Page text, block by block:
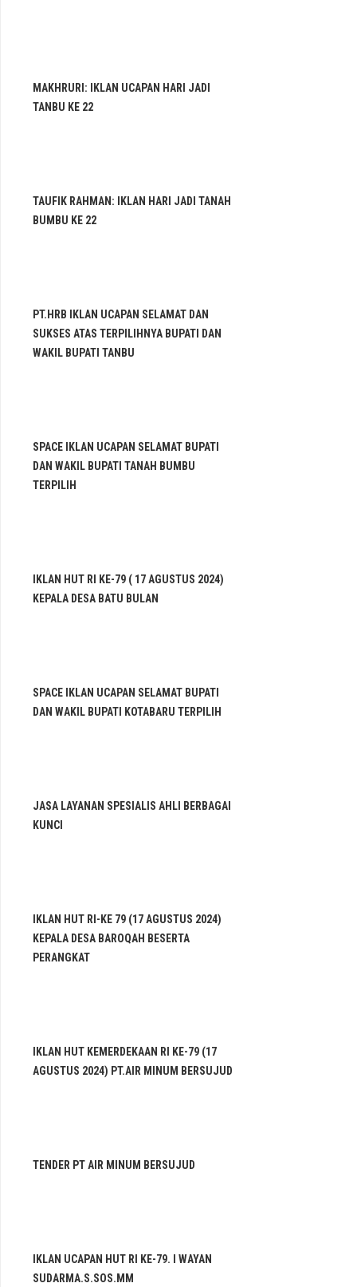
MAKHRURI: IKLAN UCAPAN HARI JADI
TANBU KE 22
TAUFIK RAHMAN: IKLAN HARI JADI TANAH
BUMBU KE 22
PT.HRB IKLAN UCAPAN SELAMAT DAN
SUKSES ATAS TERPILIHNYA BUPATI DAN
WAKIL BUPATI TANBU
SPACE IKLAN UCAPAN SELAMAT BUPATI
DAN WAKIL BUPATI TANAH BUMBU
TERPILIH
IKLAN HUT RI KE-79 ( 17 AGUSTUS 2024)
KEPALA DESA BATU BULAN
SPACE IKLAN UCAPAN SELAMAT BUPATI
DAN WAKIL BUPATI KOTABARU TERPILIH
JASA LAYANAN SPESIALIS AHLI BERBAGAI
KUNCI
IKLAN HUT RI-KE 79 (17 AGUSTUS 2024)
KEPALA DESA BAROQAH BESERTA
PERANGKAT
IKLAN HUT KEMERDEKAAN RI KE-79 (17
AGUSTUS 2024) PT.AIR MINUM BERSUJUD
TENDER PT AIR MINUM BERSUJUD
IKLAN UCAPAN HUT RI KE-79. I WAYAN
SUDARMA.S.SOS.MM